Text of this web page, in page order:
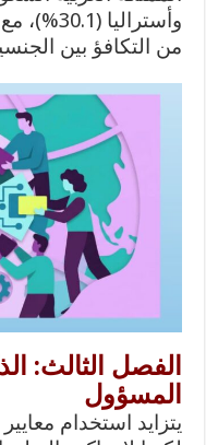
من التكافؤ بين
الفصل الثالث:
المسؤول
يتزايد استخدام